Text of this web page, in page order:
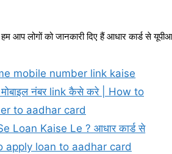
आप लोगों को जानकारी दिए हैं आधार कार्ड से
mobile number link kaise
मोबाइल नंबर link कैसे करे | How to
to aadhar card
Loan Kaise Le ? आधार कार्ड से
apply loan to aadhar card